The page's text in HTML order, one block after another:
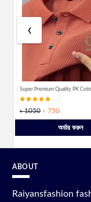
৳ 1050 ৳ 750
অর্ডার করুন
‹
ABOUT
Raiyansfashion